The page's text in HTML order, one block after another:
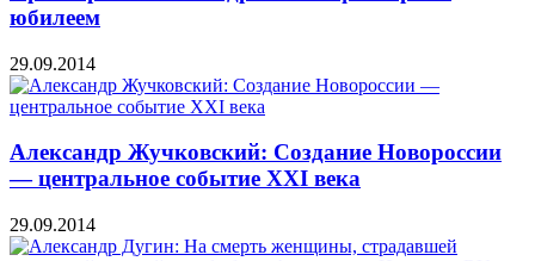
юбилеем
29.09.2014
Александр Жучковский: Создание Новороссии
— центральное событие XXI века
29.09.2014